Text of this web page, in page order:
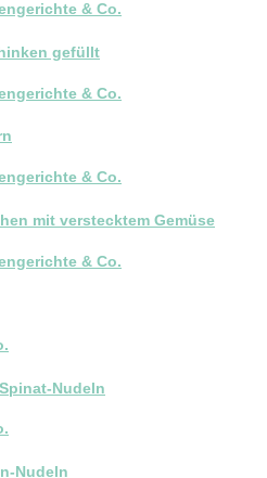
& Co.
gefüllt
& Co.
& Co.
mit verstecktem Gemüse
& Co.
Nudeln
Nudeln